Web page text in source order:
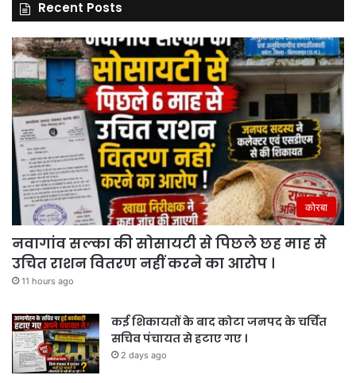
Recent Posts
कोरबा
नवागांव सल्का की सोसायटी से पिछले छह माह से
उचित राशन वितरण नहीं करने का आरोप ।
11 hours ago
कई शिकायतों के बाद कोटा जनपद के चर्चित
सचिव पंचायत से हटाए गए ।
2 days ago